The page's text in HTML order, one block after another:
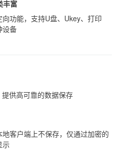
丰富
功能，支持U盘、Ukey、打印
设备
供高可靠的数据保存
客户端上不保存，仅通过加密的
示